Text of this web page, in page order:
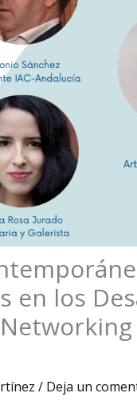
en los
/ Deja un